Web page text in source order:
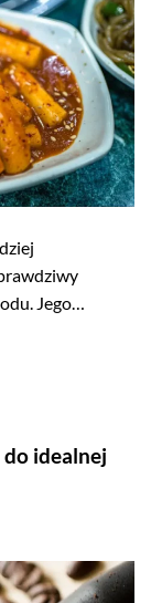
Jego…
idealnej